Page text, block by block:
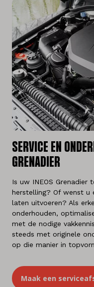
SERVICE EN
GRENADIER
Is uw INEOS Grenadier
herstelling? Of wenst u
laten uitvoeren? Als
onderhouden,
met de nodige
steeds met originele
op die manier in
Maak een